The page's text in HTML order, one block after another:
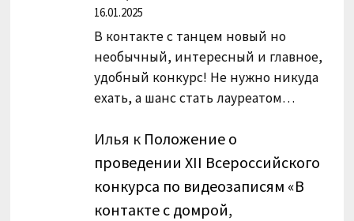
16.01.2025
В контакте с танцем новый но
необычный, интересный и главное,
удобный конкурс! Не нужно никуда
ехать, а шанс стать лауреатом…
Илья к Положение о
проведении XII Всероссийского
конкурса по видеозаписям «В
контакте с домрой,